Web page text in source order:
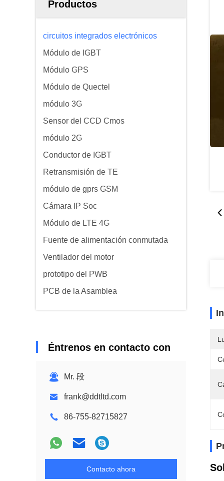
Productos
circuitos integrados electrónicos
Módulo de IGBT
Módulo GPS
Módulo de Quectel
módulo 3G
Sensor del CCD Cmos
módulo 2G
Conductor de IGBT
Retransmisión de TE
módulo de gprs GSM
Cámara IP Soc
Módulo de LTE 4G
Fuente de alimentación conmutada
Ventilador del motor
prototipo del PWB
PCB de la Asamblea
Éntrenos en contacto con
Mr. 段
frank@ddtltd.com
86-755-82715827
Contacto ahora